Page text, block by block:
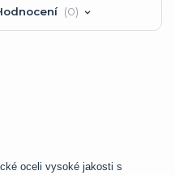
0
oceli vysoké jakosti s